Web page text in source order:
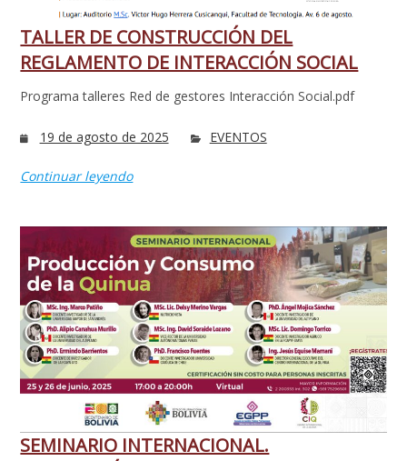
TALLER DE CONSTRUCCIÓN DEL
REGLAMENTO DE INTERACCIÓN SOCIAL
Programa talleres Red de gestores Interacción Social.pdf
19 de agosto de 2025 EVENTOS
Continuar leyendo
SEMINARIO INTERNACIONAL.